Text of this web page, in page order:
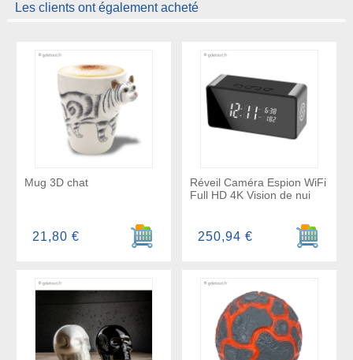
Les clients ont également acheté
Mug 3D chat
Ajouter au panier
21,80 €
Réveil Caméra Espion WiFi
Full HD 4K Vision de nui
Ajouter
250,94 €